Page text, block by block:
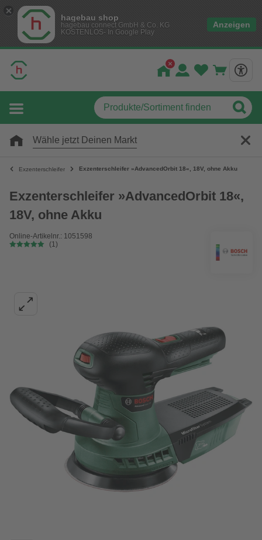
hagebau shop
hagebau connect GmbH & Co. KG
KOSTENLOS- In Google Play
Anzeigen
Wähle jetzt Deinen Markt
Exzenterschleifer Exzenterschleifer »AdvancedOrbit 18«, 18V, ohne Akku
Exzenterschleifer »AdvancedOrbit 18«,
18V, ohne Akku
Online-Artikelnr.: 1051598
(1)